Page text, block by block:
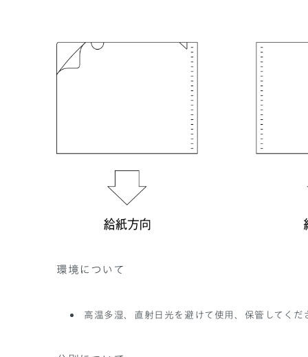
環境について
高温多湿、直射日光を避けて使用、保管してくだ